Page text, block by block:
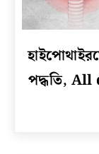
link
পদ্ধতি,